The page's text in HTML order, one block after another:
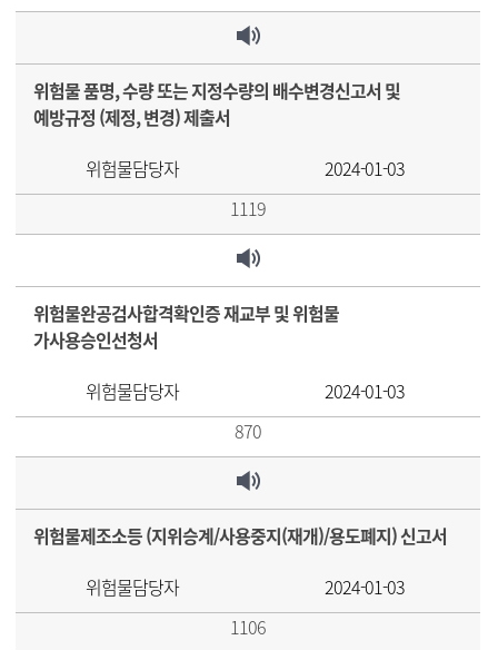
위험물 품명, 수량 또는 지정수량의 배수변경신고서 및
예방규정 (제정, 변경) 제출서
위험물담당자
2024-01-03
1119
위험물완공검사합격확인증 재교부 및 위험물
가사용승인선청서
위험물담당자
2024-01-03
870
위험물제조소등 (지위승계/사용중지(재개)/용도폐지) 신고서
위험물담당자
2024-01-03
1106